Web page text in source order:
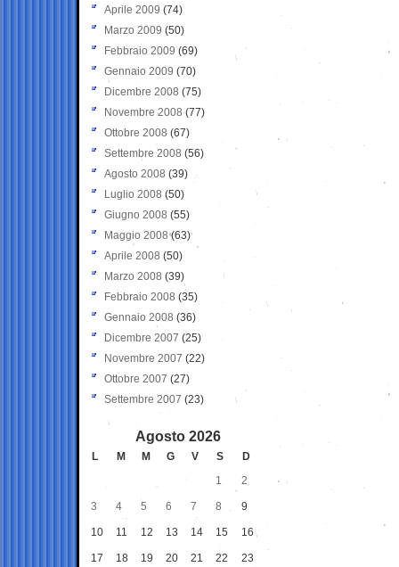
Aprile 2009 (74)
Marzo 2009 (50)
Febbraio 2009 (69)
Gennaio 2009 (70)
Dicembre 2008 (75)
Novembre 2008 (77)
Ottobre 2008 (67)
Settembre 2008 (56)
Agosto 2008 (39)
Luglio 2008 (50)
Giugno 2008 (55)
Maggio 2008(63)
Aprile 2008 (50)
Marzo 2008 (39)
Febbraio 2008 (35)
Gennaio 2008 (36)
Dicembre 2007 (25)
Novembre 2007 (22)
Ottobre 2007 (27)
Settembre 2007 (23)
Agosto 2026
L M M G V S
D
1
2
3 4 5 6 7 8 9
10 11 12 13 14 15 16
17 18 19 20 21 22 23